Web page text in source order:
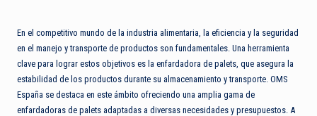
En el competitivo mundo de la industria alimentaria, la eficiencia y la seguridad
en el manejo y transporte de productos son fundamentales. Una herramienta
clave para lograr estos objetivos es la enfardadora de palets, que asegura la
estabilidad de los productos durante su almacenamiento y transporte. OMS
España se destaca en este ámbito ofreciendo una amplia gama de
enfardadoras de palets adaptadas a diversas necesidades y presupuestos. A